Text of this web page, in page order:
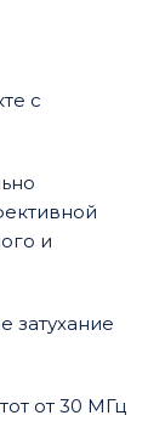
с
и
затухание
от 30 МГц